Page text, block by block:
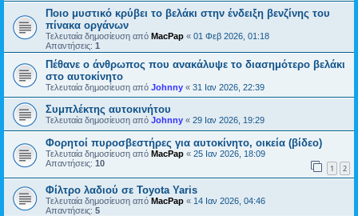
Ποιο μυστικό κρύβει το βελάκι στην ένδειξη βενζίνης του
πίνακα οργάνων
Τελευταία δημοσίευση από MacPap « 01 Φεβ 2026, 01:18
Απαντήσεις: 1
Πέθανε ο άνθρωπος που ανακάλυψε το διασημότερο βελάκι
στο αυτοκίνητο
Τελευταία δημοσίευση από Johnny « 31 Ιαν 2026, 22:39
Συμπλέκτης αυτοκινήτου
Τελευταία δημοσίευση από Johnny « 29 Ιαν 2026, 19:29
Φορητοί πυροσβεστήρες για αυτοκίνητο, οικεία (βίδεο)
Τελευταία δημοσίευση από MacPap « 25 Ιαν 2026, 18:09
Απαντήσεις: 10 1 2
Φίλτρο λαδιού σε Toyota Yaris
Τελευταία δημοσίευση από MacPap « 14 Ιαν 2026, 04:46
Απαντήσεις: 5